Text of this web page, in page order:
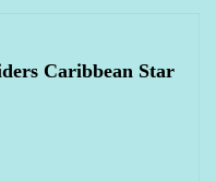
Caribbean Star